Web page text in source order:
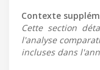
Contexte
Cette section
l'analyse
incluses dans